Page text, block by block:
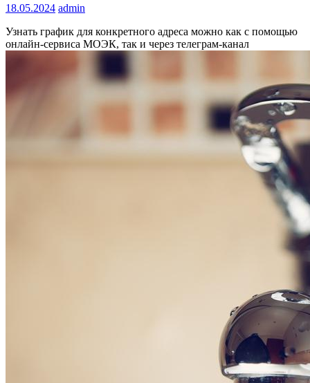
18.05.2024 admin
Узнать график для конкретного адреса можно как с помощью
онлайн-сервиса МОЭК, так и через телеграм-канал